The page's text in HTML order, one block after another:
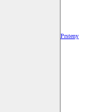
Prsteny